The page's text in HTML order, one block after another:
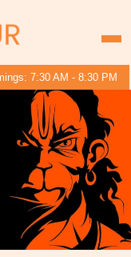
7:30 AM - 8:30 PM